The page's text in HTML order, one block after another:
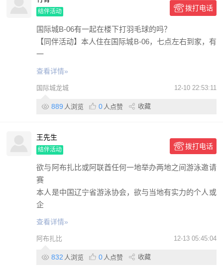
结伴活动 拨打电话
国际城B-06有一起在楼下打羽毛球的吗？
【同伴活动】本人住在国际城B-06，七点左右到家，有
一
查看详情»
国际城龙城 12-10 22:53:11
889 人浏览 0 人点赞 收藏
王先生
结伴活动 拨打电话
欲与阿布扎比或阿联酋任何一地举办两地之间游泳邀请
赛
本人是中国辽宁省游泳协会，欲与当地有实力的个人或
企
查看详情»
阿布扎比 12-13 05:45:04
832 人浏览 0 人点赞 收藏